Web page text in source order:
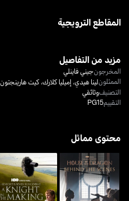
المقاطع الترويجية
مزيد من التفاصيل
المخرجونجيني فاينلي
الممثلونلينا هيدي، إميليا كلارك،كيت هارينجتون
التصنيفوثائقي
التقييمPG15
محتوى مماثل
هاوس أوف ذا دراغون:
إي نايت إن ذا مايكينغ